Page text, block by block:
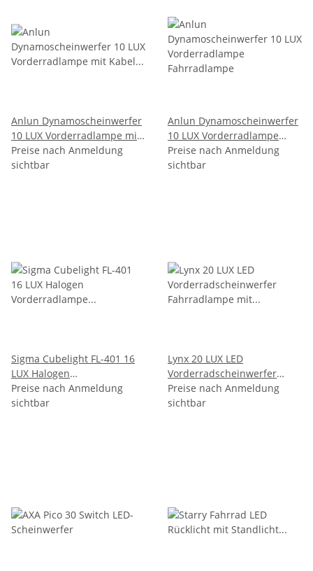
Anlun Dynamoscheinwerfer
10 LUX Vorderradlampe mit
Kabel Fahrradlampe
Preise nach Anmeldung
sichtbar
Anlun Dynamoscheinwerfer
10 LUX Vorderradlampe
Fahrradlampe
Preise nach Anmeldung
sichtbar
Sigma Cubelight FL-401 16
LUX Halogen
Vorderradlampe
Fahrradlampe
Preise nach Anmeldung
sichtbar
Lynx 20 LUX LED
Vorderradscheinwerfer
Fahrradlampe mit
Standlicht
Preise nach Anmeldung
sichtbar